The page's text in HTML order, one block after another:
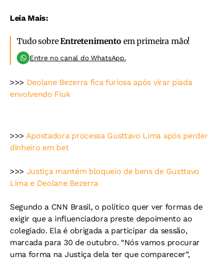
Leia Mais:
Tudo sobreEntretenimento em primeira mão!
Entre no canal do WhatsApp.
>>> Deolane Bezerra fica furiosa após virar piada
envolvendo Fiuk
>>> Apostadora processa Gusttavo Lima após perder
dinheiro em bet
>>> Justiça mantém bloqueio de bens de Gusttavo
Lima e Deolane Bezerra
Segundo a CNN Brasil, o político quer ver formas de
exigir que a influenciadora preste depoimento ao
colegiado. Ela é obrigada a participar da sessão,
marcada para 30 de outubro. “Nós vamos procurar
uma forma na Justiça dela ter que comparecer”,